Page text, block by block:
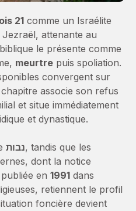
21 comme un Israélite
Jezraël, attenante au
le présente comme
meurtre puis spoliation.
convergent sur
associe son refus
et situe immédiatement
et dynastique.
נבות, tandis que les
dont la notice
en 1991 dans
retiennent le profil
foncière devient